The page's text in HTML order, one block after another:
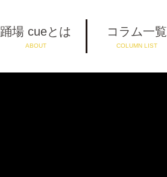
踊場 cueとは
ABOUT
コラム一覧
COLUMN LIST